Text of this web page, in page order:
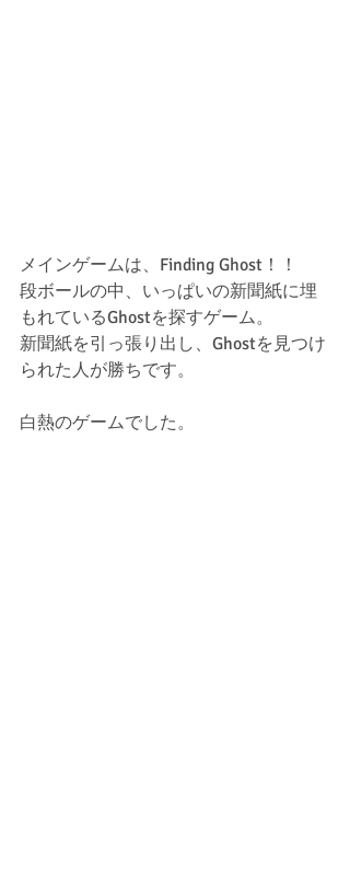
メインゲームは、Finding Ghost！！
段ボールの中、いっぱいの新聞紙に埋
もれているGhostを探すゲーム。
新聞紙を引っ張り出し、Ghostを見つけ
られた人が勝ちです。
白熱のゲームでした。